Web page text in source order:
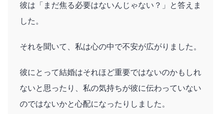
彼は「まだ焦る必要はないんじゃない？」と答えま
した。
それを聞いて、私は心の中で不安が広がりました。
彼にとって結婚はそれほど重要ではないのかもしれ
ないと思ったり、私の気持ちが彼に伝わっていない
のではないかと心配になったりしました。